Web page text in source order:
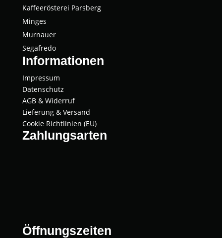
Kaf­fee­rös­te­rei Parsberg
Min­ges
Mur­nau­er
Segaf­re­do
Informationen
Impressum
Datenschutz
AGB & Widerruf
Lieferung & Versand
Cookie Richtlinien (EU)
Zahlungsarten
Öffnungszeiten